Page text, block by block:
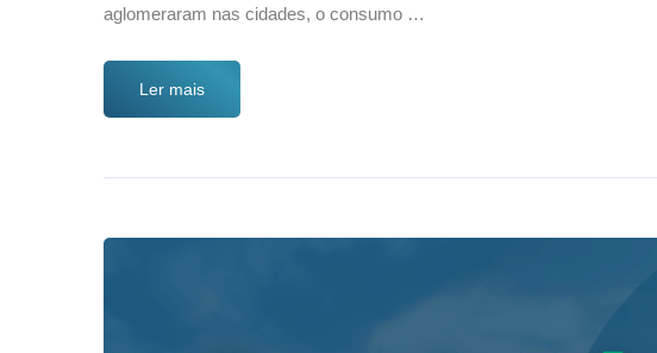
aglomeraram nas cidades, o consumo …
Ler mais